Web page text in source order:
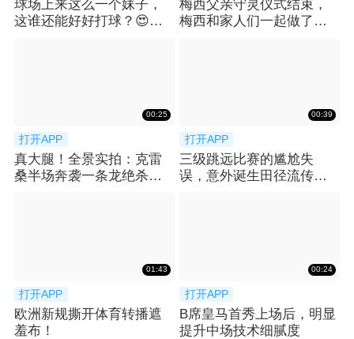
球场上来这么一个妹子，
这谁还能好好打球？😍宿
梅西父亲守灵仪式结束，
梅西和家人们一起做了最
00:25
打开APP
真大腿！全景实拍：克雷
桑半场奔袭一条龙绝杀，
00:39
打开APP
三级跳远比赛的尴尬失
误，意外诞生田径流传许
01:43
打开APP
欧洲新规撕开体育转播遮
羞布！
00:24
打开APP
B席皇马首秀上场后，明显
提升中场技术细腻度